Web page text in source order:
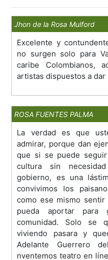
Jhon de la Rosa Mulford
Excelente y
no surgen solo para
caribe Colombianos,
artistas dispuestos a
ROSA FUENTES PALMA
La verdad es que
admirar, porque dan
que si se puede
cultura sin
gobierno, es una
convivimos los
como ese mismo
pueda aportar para
comunidad. Solo se
viviendo pasara y
Adelante Guerrero
nventemos teatro en